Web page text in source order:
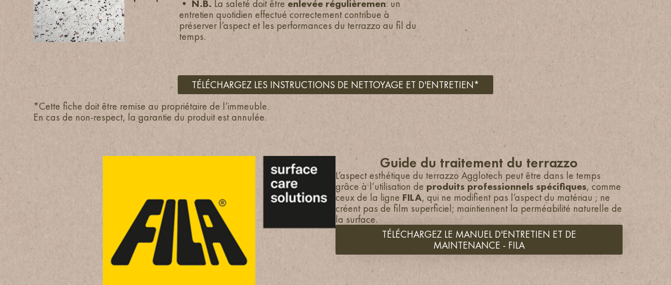
• N.B. La saleté doit être enlevée régulièremen: un
entretien quotidien effectué correctement contribue à
préserver l’aspect et les performances du terrazzo au fil du
temps.
TÉLÉCHARGEZ LES INSTRUCTIONS DE NETTOYAGE ET D'ENTRETIEN*
*Cette fiche doit être remise au propriétaire de l’immeuble.
En cas de non-respect, la garantie du produit est annulée.
Guide du traitement du terrazzo
L’aspect esthétique du terrazzo Agglotech peut être dans le temps
grâce à l’utilisation de produits professionnels spécifiques, comme
ceux de la ligne FILA, qui ne modifient pas l’aspect du matériau ; ne
créent pas de film superficiel; maintiennent la perméabilité naturelle de
la surface.
TÉLÉCHARGEZ LE MANUEL D'ENTRETIEN ET DE
MAINTENANCE - FILA